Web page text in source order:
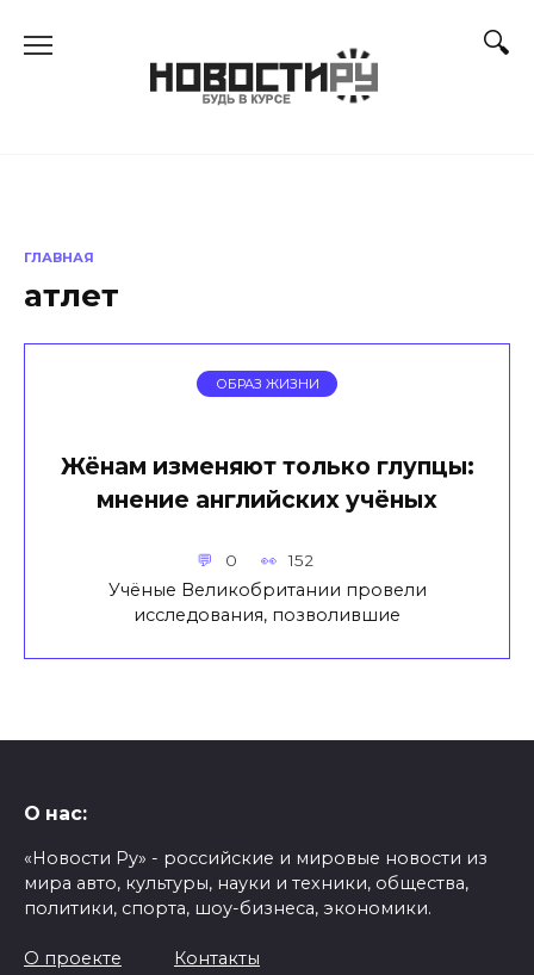
ГЛАВНАЯ
атлет
ОБРАЗ ЖИЗНИ
Жёнам изменяют только глупцы:
мнение английских учёных
0 152
Учёные Великобритании провели
исследования, позволившие
О нас:
«Новости Ру» - российские и мировые новости из
мира авто, культуры, науки и техники, общества,
политики, спорта, шоу-бизнеса, экономики.
О проекте Контакты